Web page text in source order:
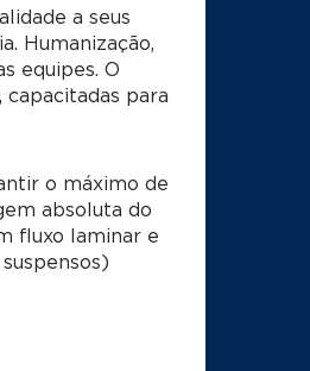
a seus
Humanização,
equipes. O
para
o máximo de
absoluta do
fluxo laminar e